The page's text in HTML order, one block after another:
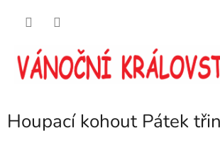
Houpací kohout Pátek